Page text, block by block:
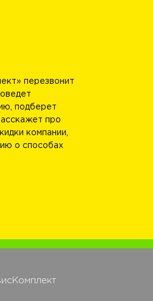
перезвонит
подберет
про
компании,
о способах